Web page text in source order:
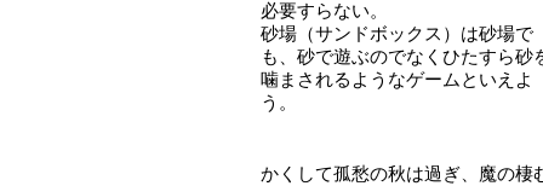
必要すらない。
砂場（サンドボックス）は砂場で
も、砂で遊ぶのでなくひたすら砂
噛まされるようなゲームといえよ
う。
かくして孤愁の秋は過ぎ、魔の棲